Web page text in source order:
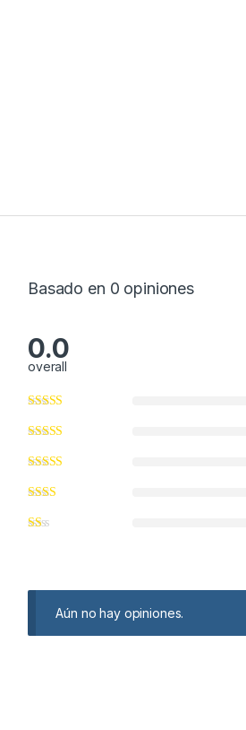
Basado en 0 opiniones
0.0
overall
Aún no hay opiniones.